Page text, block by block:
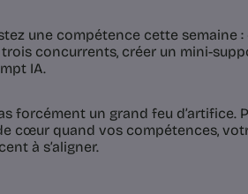
une compétence cette semaine
concurrents, créer un mini-
IA.
forcément un grand feu d’artifice.
cœur quand vos compétences,
à s’aligner.